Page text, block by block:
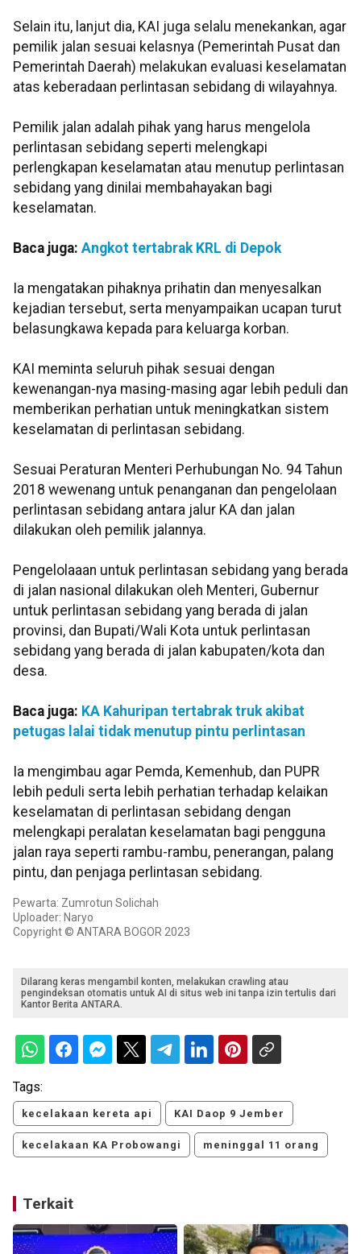
Selain itu, lanjut dia, KAI juga selalu menekankan, agar
pemilik jalan sesuai kelasnya (Pemerintah Pusat dan
Pemerintah Daerah) melakukan evaluasi keselamatan
atas keberadaan perlintasan sebidang di wilayahnya.
Pemilik jalan adalah pihak yang harus mengelola
perlintasan sebidang seperti melengkapi
perlengkapan keselamatan atau menutup perlintasan
sebidang yang dinilai membahayakan bagi
keselamatan.
Baca juga: Angkot tertabrak KRL di Depok
Ia mengatakan pihaknya prihatin dan menyesalkan
kejadian tersebut, serta menyampaikan ucapan turut
belasungkawa kepada para keluarga korban.
KAI meminta seluruh pihak sesuai dengan
kewenangan-nya masing-masing agar lebih peduli dan
memberikan perhatian untuk meningkatkan sistem
keselamatan di perlintasan sebidang.
Sesuai Peraturan Menteri Perhubungan No. 94 Tahun
2018 wewenang untuk penanganan dan pengelolaan
perlintasan sebidang antara jalur KA dan jalan
dilakukan oleh pemilik jalannya.
Pengelolaaan untuk perlintasan sebidang yang berada
di jalan nasional dilakukan oleh Menteri, Gubernur
untuk perlintasan sebidang yang berada di jalan
provinsi, dan Bupati/Wali Kota untuk perlintasan
sebidang yang berada di jalan kabupaten/kota dan
desa.
Baca juga: KA Kahuripan tertabrak truk akibat
petugas lalai tidak menutup pintu perlintasan
Ia mengimbau agar Pemda, Kemenhub, dan PUPR
lebih peduli serta lebih perhatian terhadap kelaikan
keselamatan di perlintasan sebidang dengan
melengkapi peralatan keselamatan bagi pengguna
jalan raya seperti rambu-rambu, penerangan, palang
pintu, dan penjaga perlintasan sebidang.
Pewarta: Zumrotun Solichah
Uploader: Naryo
Copyright © ANTARA BOGOR 2023
Dilarang keras mengambil konten, melakukan crawling atau
pengindeksan otomatis untuk AI di situs web ini tanpa izin tertulis dari
Kantor Berita ANTARA.
Tags:
kecelakaan kereta api KAI Daop 9 Jember
kecelakaan KA Probowangi meninggal 11 orang
Terkait